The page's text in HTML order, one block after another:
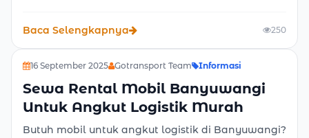
harga bersahabat. Cocok untuk wisatawan
maupun profesional.
Baca Selengkapnya 250
16 September 2025 Gotransport Team Informasi
Sewa Rental Mobil Banyuwangi
Untuk Angkut Logistik Murah
Butuh mobil untuk angkut logistik di Banyuwangi?